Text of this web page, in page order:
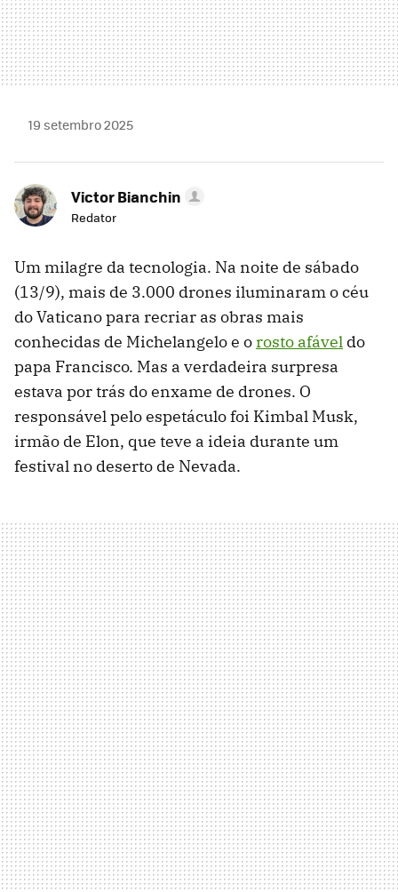
19 setembro 2025
Victor Bianchin
Redator
Um milagre da tecnologia. Na noite de sábado
(13/9), mais de 3.000 drones iluminaram o céu
do Vaticano para recriar as obras mais
conhecidas de Michelangelo e orosto afável do
papa Francisco. Mas a verdadeira surpresa
estava por trás do enxame de drones. O
responsável pelo espetáculo foi Kimbal Musk,
irmão de Elon, que teve a ideia durante um
festival no deserto de Nevada.